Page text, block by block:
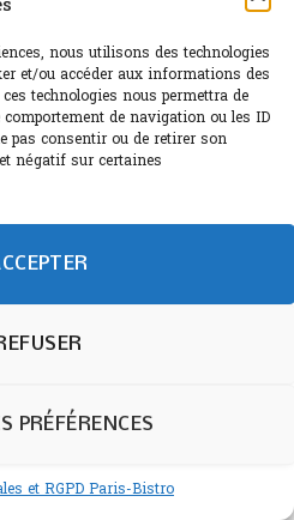
nous utilisons des technologies
et/ou accéder aux informations des
technologies nous permettra de
de navigation ou les ID
pas consentir ou de retirer son
négatif sur certaines
PRÉFÉRENCES
et RGPD Paris-Bistro
Paris-Bistro
se retrouve dans le